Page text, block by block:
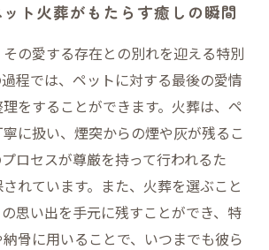
ト火葬がもたらす癒しの瞬間
の愛する存在との別れを迎える特別
程では、ペットに対する最後の愛情
をすることができます。火葬は、ペ
に扱い、煙突からの煙や灰が残るこ
ロセスが尊厳を持って行われるた
れています。また、火葬を選ぶこと
思い出を手元に残すことができ、特
骨に用いることで、いつまでも彼ら